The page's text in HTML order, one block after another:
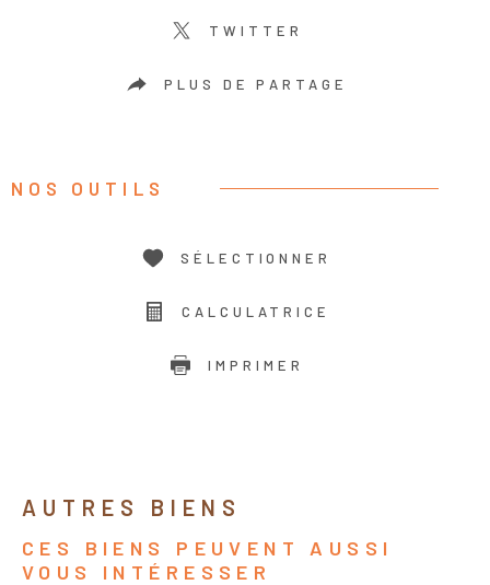
TWITTER
PLUS DE PARTAGE
NOS OUTILS
SÉLECTIONNER
CALCULATRICE
IMPRIMER
AUTRES BIENS
CES BIENS PEUVENT AUSSI
VOUS INTÉRESSER